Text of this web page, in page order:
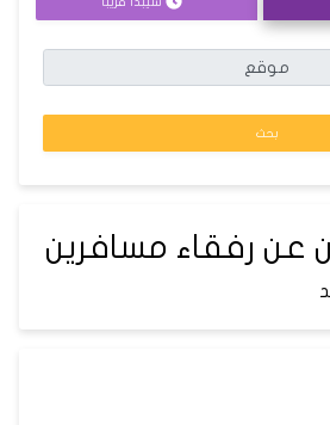
بحث
عن رفقاء مسافرين